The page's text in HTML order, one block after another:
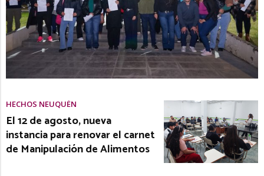
HECHOS NEUQUÉN
El 12 de agosto, nueva
instancia para renovar el carnet
de Manipulación de Alimentos